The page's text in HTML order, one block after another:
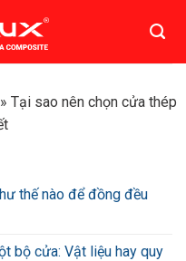
» Tại sao nên chọn cửa thép
thế nào để đồng đều
bộ cửa: Vật liệu hay quy